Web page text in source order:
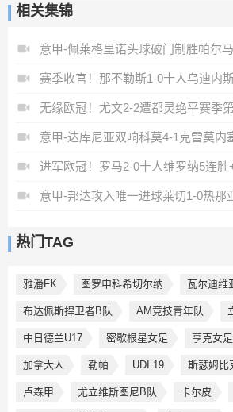
相关集锦
意甲-佩莱格里诺头球破门制胜帕尔
意甲-达库尼亚双响科莫4-1克雷莫内
意甲-邦达攻入唯一进球莱切1-0热那
热门TAG
雅潘FK 图罗申科希切尔纳 瓦尔迪维
布达佩斯捍卫者B队 AM竞技青年队
中日德兰U17 密歇根星女足 亨克女足
加拿大人 勒帕 UDI 19 斯瑟姆比
卢森甲 尤立维斯图尼B队 卡尔皮